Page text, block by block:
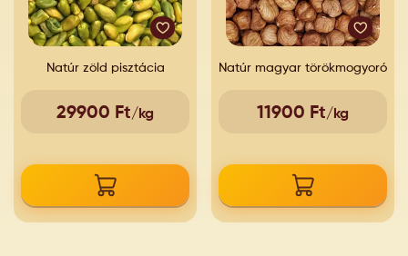
Natúr zöld pisztácia
29900 Ft/kg
Natúr magyar törökmogyoró
11900 Ft/kg